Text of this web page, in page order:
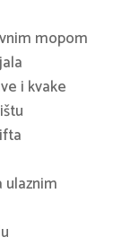
mopom
i kvake
ulaznim